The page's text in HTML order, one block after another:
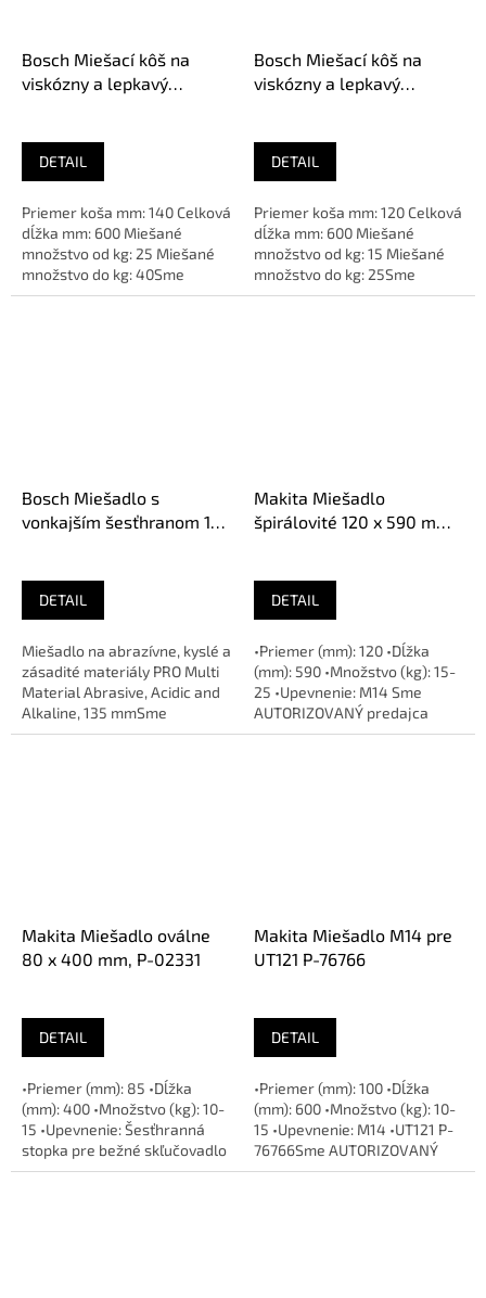
Bosch Miešací kôš na
viskózny a lepkavý
DETAIL
Priemer koša mm: 140 Celková
dĺžka mm: 600 Miešané
množstvo od kg: 25 Miešané
množstvo do kg: 40Sme
AUTORIZOVANÝ predajca
Bosch Miešací kôš na
viskózny a lepkavý
DETAIL
Priemer koša mm: 120 Celková
dĺžka mm: 600 Miešané
množstvo od kg: 15 Miešané
množstvo do kg: 25Sme
AUTORIZOVANÝ predajca
Bosch Miešadlo s
vonkajším šesťhranom 135
DETAIL
Miešadlo na abrazívne, kyslé a
zásadité materiály PRO Multi
Material Abrasive, Acidic and
Alkaline, 135 mmSme
AUTORIZOVANÝ predajca
Makita Miešadlo
špirálovité 120 x 590 mm,
DETAIL
•Priemer (mm): 120 •Dĺžka
(mm): 590 •Množstvo (kg): 15-
25 •Upevnenie: M14 Sme
AUTORIZOVANÝ predajca
značky
Makita Miešadlo oválne
80 x 400 mm, P-02331
DETAIL
•Priemer (mm): 85 •Dĺžka
(mm): 400 •Množstvo (kg): 10-
15 •Upevnenie: Šesťhranná
stopka pre bežné skľučovadlo
vŕtačky Sme AUTORIZOVANÝ...
Makita Miešadlo M14 pre
UT121 P-76766
DETAIL
•Priemer (mm): 100 •Dĺžka
(mm): 600 •Množstvo (kg): 10-
15 •Upevnenie: M14 •UT121 P-
76766Sme AUTORIZOVANÝ
predajca značky